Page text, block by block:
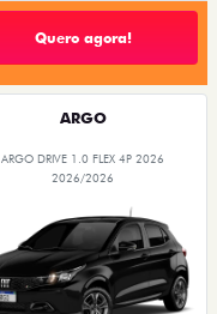
Quero agora!
ARGO
ARGO DRIVE 1.0 FLEX 4P 2026
2026/2026